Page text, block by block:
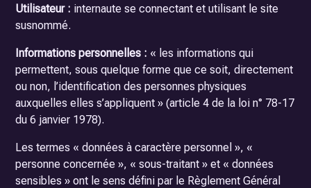
Utilisateur : internaute se connectant et utilisant le site
susnommé.
Informations personnelles : « les informations qui
permettent, sous quelque forme que ce soit, directement
ou non, l’identification des personnes physiques
auxquelles elles s’appliquent » (article 4 de la loi n° 78-17
du 6 janvier 1978).
Les termes « données à caractère personnel », «
personne concernée », « sous-traitant » et « données
sensibles » ont le sens défini par le Règlement Général